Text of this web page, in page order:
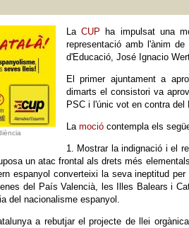
LaCUP ha impulsat una
representació amb l'ànim
d'Educació, José Ignacio
El primer ajuntament a
dimarts el consistori va
PSC i l'únic vot en contra del
La moció contempla els
1. Mostrar la indignació i el
un atac frontal als drets més
espanyol converteixi la seva ineptitud
del País Valencià, les Illes Balears i
del nacionalisme espanyol.
a rebutjar el projecte de llei